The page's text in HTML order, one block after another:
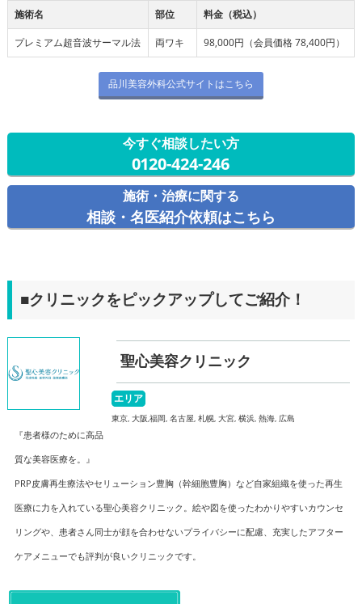
施術名 部位 料金（税込）
プレミアム超音波サーマル法 両ワキ 98,000円（会員価格 78,400円）
品川美容外科公式サイトはこちら
今すぐ相談したい方
0120-424-246
施術・治療に関する
相談・名医紹介依頼はこちら
■クリニックをピックアップしてご紹介！
聖心美容クリニック
エリア
東京, 大阪,福岡, 名古屋, 札幌, 大宮, 横浜, 熱海, 広島
『患者様のために高品
質な美容医療を。』
PRP皮膚再生療法やセリューション豊胸（幹細胞豊胸）など自家組織を使った再生
医療に力を入れている聖心美容クリニック。絵や図を使ったわかりやすいカウンセ
リングや、患者さん同士が顔を合わせないプライバシーに配慮、充実したアフター
ケアメニューでも評判が良いクリニックです。